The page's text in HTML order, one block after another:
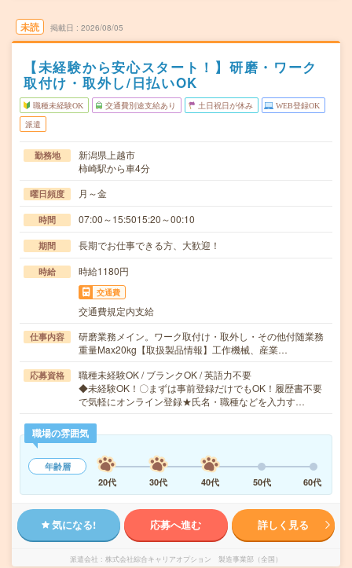
未読 掲載日 2026/08/05
【未経験から安心スタート！】研磨・ワーク
取付け・取外し/日払いOK
職種未経験OK 交通費別途支給あり 土日祝日が休み WEB登録OK
派遣
勤務地
新潟県上越市
柿崎駅から車4分
曜日頻度 月～金
時間 07:00～15:5015:20～00:10
期間 長期でお仕事できる方、大歓迎！
時給 時給1180円
交通費
交通費規定内支給
仕事内容
研磨業務メイン。ワーク取付け・取外し・その他付随業務
重量Max20kg【取扱製品情報】工作機械、産業…
応募資格
職種未経験OK / ブランクOK / 英語力不要
◆未経験OK！〇まずは事前登録だけでもOK！履歴書不要
で気軽にオンライン登録★氏名・職種などを入力す…
職場の雰囲気
年齢層
20代
30代 40代 50代 60代
気になる! 応募へ進む 詳しく見る
派遣会社 株式会社綜合キャリアオプション 製造事業部（全国）